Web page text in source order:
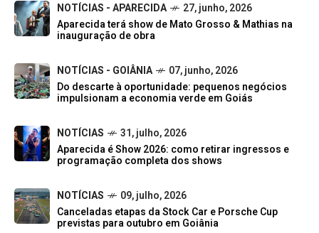
NOTÍCIAS - APARECIDA
27, junho, 2026
Aparecida terá show de Mato Grosso & Mathias na
inauguração de obra
NOTÍCIAS - GOIÂNIA
07, junho, 2026
Do descarte à oportunidade: pequenos negócios
impulsionam a economia verde em Goiás
NOTÍCIAS
31, julho, 2026
Aparecida é Show 2026: como retirar ingressos e
programação completa dos shows
NOTÍCIAS
09, julho, 2026
Canceladas etapas da Stock Car e Porsche Cup
previstas para outubro em Goiânia